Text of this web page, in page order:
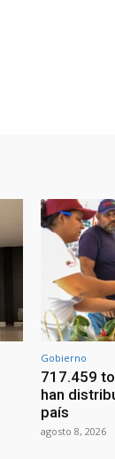
Gobierno
717.459
han
país
agosto 8, 2026